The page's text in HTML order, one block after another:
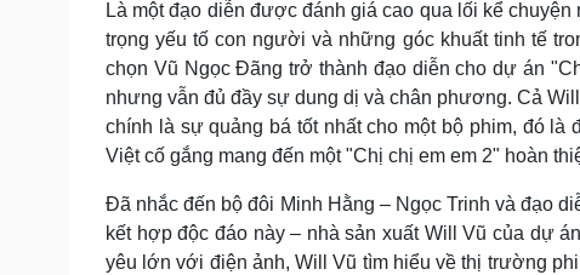
Là một đạo diễn được đánh giá cao qua lối kể
trọng yếu tố con người và những góc khuất tinh tế
chọn Vũ Ngọc Đãng trở thành đạo diễn cho dự án
nhưng vẫn đủ đầy sự dung dị và chân phương. Cả
chính là sự quảng bá tốt nhất cho một bộ phim, đó
Việt cố gắng mang đến một "Chị chị em em 2" hoàn
Đã nhắc đến bộ đôi Minh Hằng – Ngọc Trinh và đạo
kết hợp độc đáo này – nhà sản xuất Will Vũ của dự
yêu lớn với điện ảnh, Will Vũ tìm hiểu về thị trường